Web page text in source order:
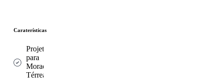
Caraterísticas
Projeto
para
Moradia
Térrea